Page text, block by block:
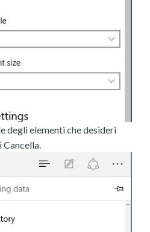
degli elementi che desideri
Cancella.